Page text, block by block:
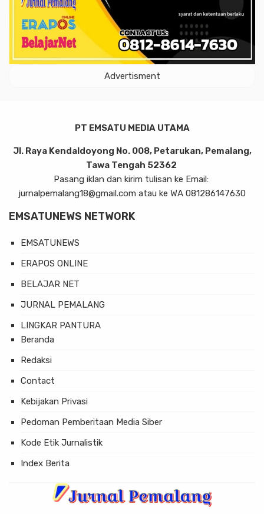
Advertisment
PT EMSATU MEDIA UTAMA
Jl. Raya Kendaldoyong No. 008, Petarukan, Pemalang,
Tawa Tengah 52362
Pasang iklan dan kirim tulisan ke Email:
jurnalpemalang18@gmail.com atau ke WA 081286147630
EMSATUNEWS NETWORK
EMSATUNEWS
ERAPOS ONLINE
BELAJAR NET
JURNAL PEMALANG
LINGKAR PANTURA
Beranda
Redaksi
Contact
Kebijakan Privasi
Pedoman Pemberitaan Media Siber
Kode Etik Jurnalistik
Index Berita